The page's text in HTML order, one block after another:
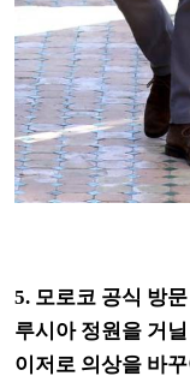
5. 모로코 공식 방
루시아 정원을 거
이저로 의상을 바